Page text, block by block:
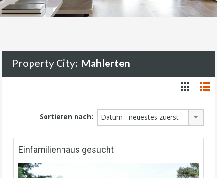
Property City: Mahlerten
Sortieren nach: Datum - neuestes zuerst
Einfamilienhaus gesucht